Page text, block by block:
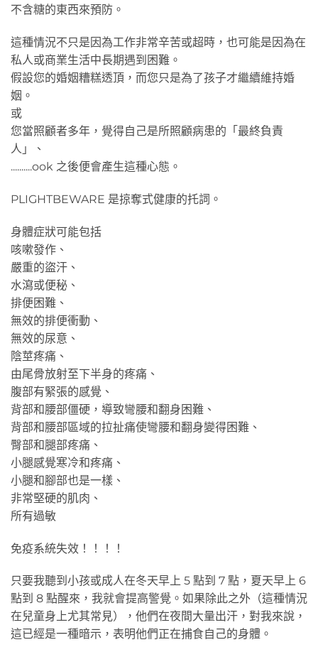
不含糖的東西來預防。
這種情況不只是因為工作非常辛苦或超時，也可能是因為在
私人或商業生活中長期遇到困難。
假設您的婚姻糟糕透頂，而您只是為了孩子才繼續維持婚
姻。
或
您當照顧者多年，覺得自己是所照顧病患的「最終負責
人」、
..........ook 之後便會產生這種心態。
PLIGHTBEWARE 是掠奪式健康的托詞。
身體症狀可能包括
咳嗽發作、
嚴重的盜汗、
水瀉或便秘、
排便困難、
無效的排便衝動、
無效的尿意、
陰莖疼痛、
由尾骨放射至下半身的疼痛、
腹部有緊張的感覺、
背部和腰部僵硬，導致彎腰和翻身困難、
背部和腰部區域的拉扯痛使彎腰和翻身變得困難、
臀部和腿部疼痛、
小腿感覺寒冷和疼痛、
小腿和腳部也是一樣、
非常堅硬的肌肉、
所有過敏
免疫系統失效！！！！
只要我聽到小孩或成人在冬天早上 5 點到 7 點，夏天早上 6
點到 8 點醒來，我就會提高警覺。如果除此之外（這種情況
在兒童身上尤其常見），他們在夜間大量出汗，對我來說，
這已經是一種暗示，表明他們正在捕食自己的身體。